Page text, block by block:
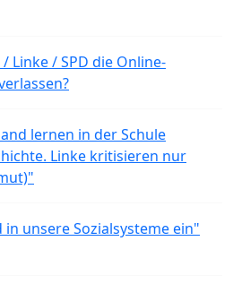
Linke / SPD die Online-
lernen in der Schule
Linke kritisieren nur
unsere Sozialsysteme ein"